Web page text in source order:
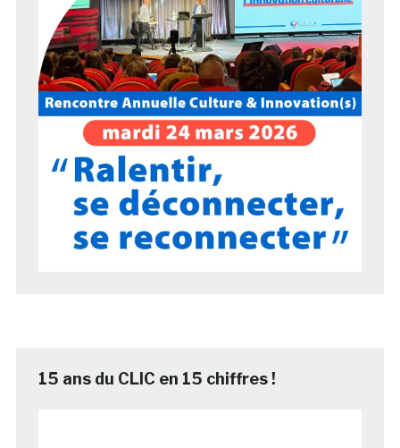
15 ans du CLIC en 15 chiffres !